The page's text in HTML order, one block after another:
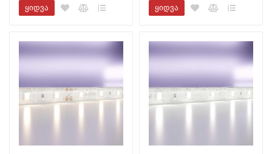
ყიდვა ყიდვა